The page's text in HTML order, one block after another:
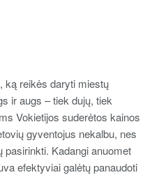
ką reikės daryti miestų
ir augs – tiek dujų, tiek
Vokietijos suderėtos kainos
gyventojus nekalbu, nes
Kadangi anuomet
efektyviai galėtų panaudoti